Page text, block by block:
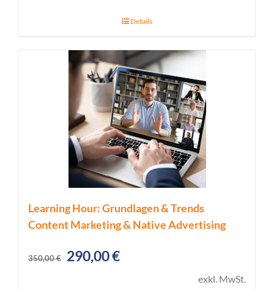
Details
Learning Hour: Grundlagen & Trends
Content Marketing & Native Advertising
350,00€
Ursprünglicher
290,00€Aktueller
exkl. MwSt.